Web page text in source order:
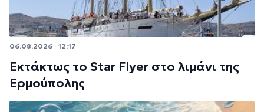
06.08.2026 · 12:17
Εκτάκτως το Star Flyer στο λιμάνι της
Ερμούπολης